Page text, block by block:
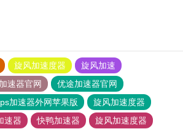
旋风加速度器
旋风加速
速器官网
优途加速器官网
加速器外网苹果版
旋风加速度器
速器 快鸭加速器 旋风加速度器